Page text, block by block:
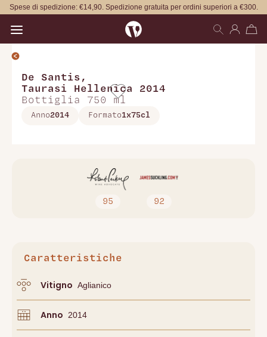
Spese di spedizione: €14,90. Spedizione gratuita per ordini superiori a €300.
De Santis ,
Taurasi Hellenica 2014
Bottiglia 750 ml
Anno2014 Formato1x75cl
95 92
Caratteristiche
Vitigno Aglianico
Anno 2014